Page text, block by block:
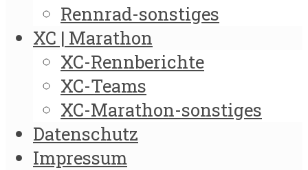
Rennrad-sonstiges
XC | Marathon
XC-Rennberichte
XC-Teams
XC-Marathon-sonstiges
Datenschutz
Impressum